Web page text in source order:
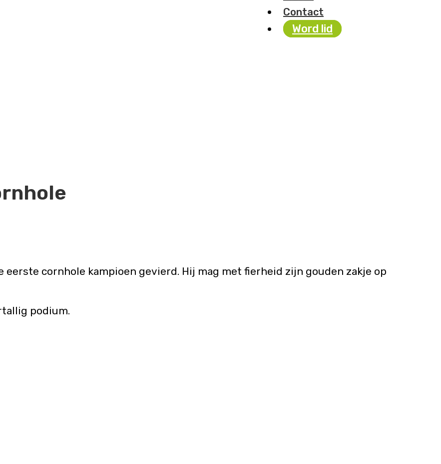
Contact
Word lid
eerste cornhole kampioen gevierd. Hij mag met fierheid zijn gouden zakje op
podium.